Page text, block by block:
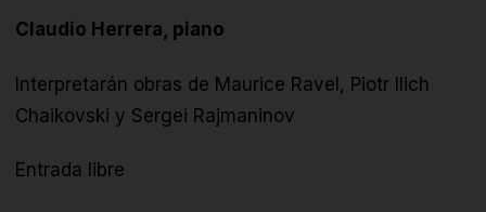
Claudio Herrera, piano
Interpretarán obras de Maurice Ravel, Piotr Ilich
Chaikovski y Sergei Rajmaninov
Entrada libre